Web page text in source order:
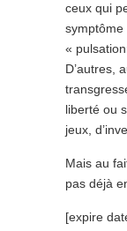
ceux qui
«
D’autres,
liberté ou
jeux,
Mais au
pas déjà
[expire